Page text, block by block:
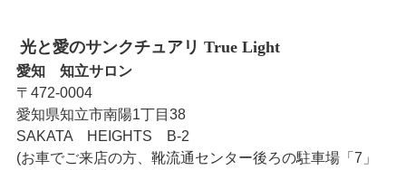
光と愛のサンクチュアリ True Light
愛知 知立サロン
〒472-0004
愛知県知立市南陽1丁目38
SAKATA HEIGHTS B-2
(お車でご来店の方、靴流通センター後ろの駐車場「7」